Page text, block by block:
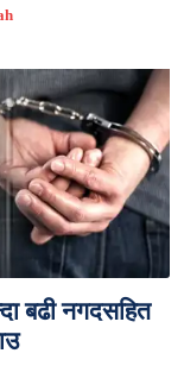
बढी नगदसहित